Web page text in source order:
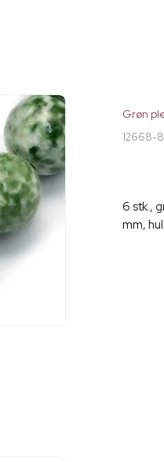
Grøn
12668-
6 stk.,
mm,